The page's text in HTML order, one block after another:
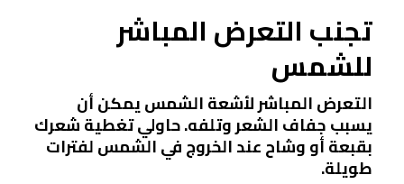
تجنب التعرض المباشر
للشمس
التعرض المباشر لأشعة الشمس يمكن أن
يسبب جفاف الشعر وتلفه. حاولي تغطية شعرك
بقبعة أو وشاح عند الخروج في الشمس لفترات
طويلة.